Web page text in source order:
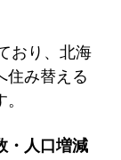
おり、北海
住み替える
・人口増減